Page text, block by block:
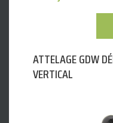
ATTELAGE GDW
VERTICAL